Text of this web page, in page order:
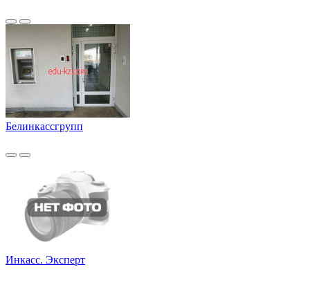
Белинкассгрупп
Инкасс. Эксперт